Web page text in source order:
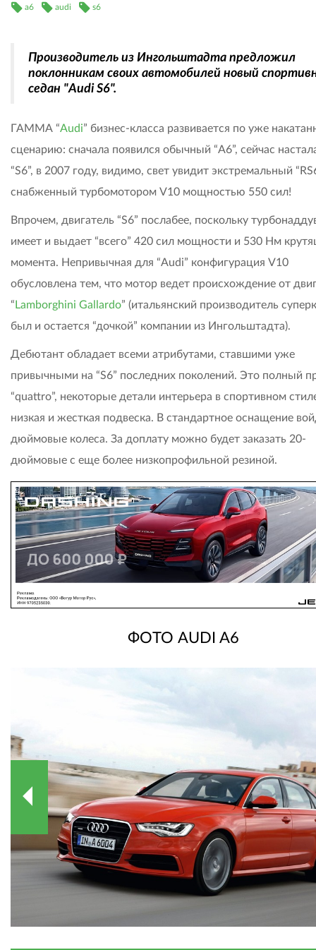
a6 audi s6
Производитель из Ингольштадта предложил
поклонникам своих автомобилей новый
седан "Audi S6".
ГАММА “Audi” бизнес-класса развивается по уже
сценарию: сначала появился обычный “A6”, сейчас
“S6”, в 2007 году, видимо, свет увидит экстремальный
снабженный турбомотором V10 мощностью 550 сил!
Впрочем, двигатель “S6” послабее, поскольку
имеет и выдает “всего” 420 сил мощности и 530 Нм
момента. Непривычная для “Audi” конфигурация V10
обусловлена тем, что мотор ведет происхождение от
“Lamborghini Gallardo” (итальянский производитель
был и остается “дочкой” компании из Ингольштадта).
Дебютант обладает всеми атрибутами, ставшими уже
привычными на “S6” последних поколений. Это полный
“quattro”, некоторые детали интерьера в спортивном
низкая и жесткая подвеска. В стандартное оснащение
дюймовые колеса. За доплату можно будет заказать 20-
дюймовые с еще более низкопрофильной резиной.
ФОТО AUDI A6